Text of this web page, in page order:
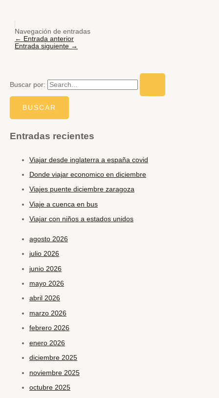
Navegación de entradas
← Entrada anterior
Entrada siguiente →
Buscar por:
Entradas recientes
Viajar desde inglaterra a españa covid
Donde viajar economico en diciembre
Viajes puente diciembre zaragoza
Viaje a cuenca en bus
Viajar con niños a estados unidos
agosto 2026
julio 2026
junio 2026
mayo 2026
abril 2026
marzo 2026
febrero 2026
enero 2026
diciembre 2025
noviembre 2025
octubre 2025